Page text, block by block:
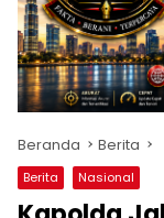
Beranda Berita
Berita Nasional